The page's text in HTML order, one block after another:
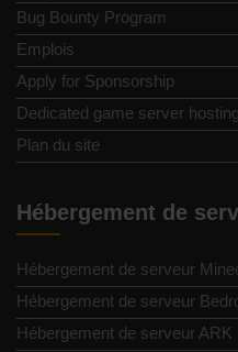
Bug Bounty Program
Emplois
Apply for Sponsorship
Dedicated game server hosting
Plan du site
Hébergement de
Hébergement de serveur
Hébergement de serveur
Hébergement de serveur ARK